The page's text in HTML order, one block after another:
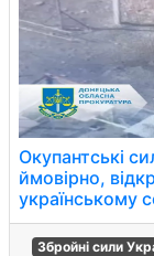
Окупантські
ймовірно,
українському
Збройні сили